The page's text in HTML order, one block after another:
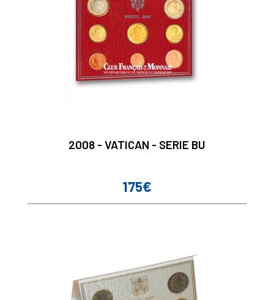
2008 - VATICAN - SERIE BU
Prix
175€